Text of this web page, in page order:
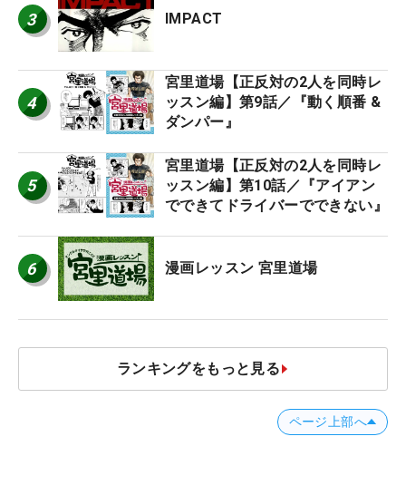
3 IMPACT
4
宮里道場【正反対の2人を同時レ
ッスン編】第9話／『動く順番 &
ダンパー』
5
宮里道場【正反対の2人を同時レ
ッスン編】第10話／『アイアン
でできてドライバーでできない』
6 漫画レッスン 宮里道場
ランキングをもっと見る
ページ上部へ